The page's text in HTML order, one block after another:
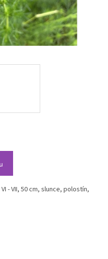
- VII, 50 cm, slunce, polostín,